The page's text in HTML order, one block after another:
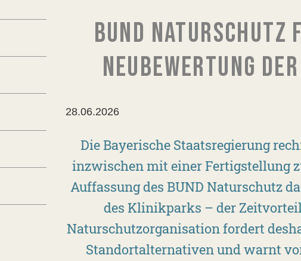
BUND NATURSCHUTZ
NEUBEWERTUNG
28.06.2026
Die Bayerische Staatsregierung
inzwischen mit einer Fertigstellung
Auffassung des BUND Naturschutz
des Klinikparks – der
Naturschutzorganisation fordert
Standortalternativen und warnt